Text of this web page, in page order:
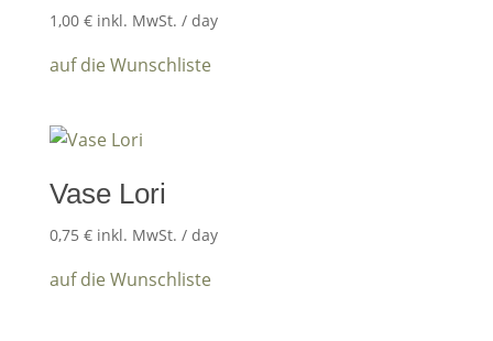
1,00 € inkl. MwSt. / day
auf die Wunschliste
Vase Lori
0,75 € inkl. MwSt. / day
auf die Wunschliste